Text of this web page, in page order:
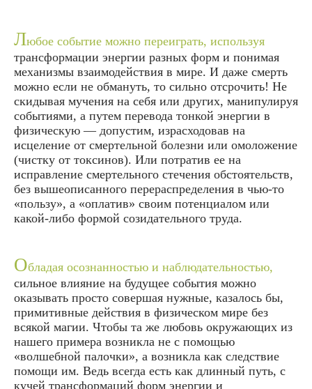
Любое событие можно переиграть, используя
трансформации энергии разных форм и понимая
механизмы взаимодействия в мире. И даже смерть
можно если не обмануть, то сильно отсрочить! Не
скидывая мучения на себя или других, манипулируя
событиями, а путем перевода тонкой энергии в
физическую — допустим, израсходовав на
исцеление от смертельной болезни или омоложение
(чистку от токсинов). Или потратив ее на
исправление смертельного стечения обстоятельств,
без вышеописанного перераспределения в чью-то
«пользу», а «оплатив» своим потенциалом или
какой-либо формой созидательного труда.
Обладая осознанностью и наблюдательностью,
сильное влияние на будущее события можно
оказывать просто совершая нужные, казалось бы,
примитивные действия в физическом мире без
всякой магии. Чтобы та же любовь окружающих из
нашего примера возникла не с помощью
«волшебной палочки», а возникла как следствие
помощи им. Ведь всегда есть как длинный путь, с
кучей трансформаций форм энергии и